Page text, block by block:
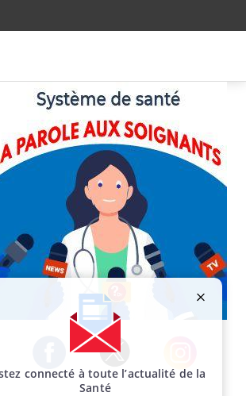
Facebook Twitter Instagram
connecté à toute l’actualité de la
Santé